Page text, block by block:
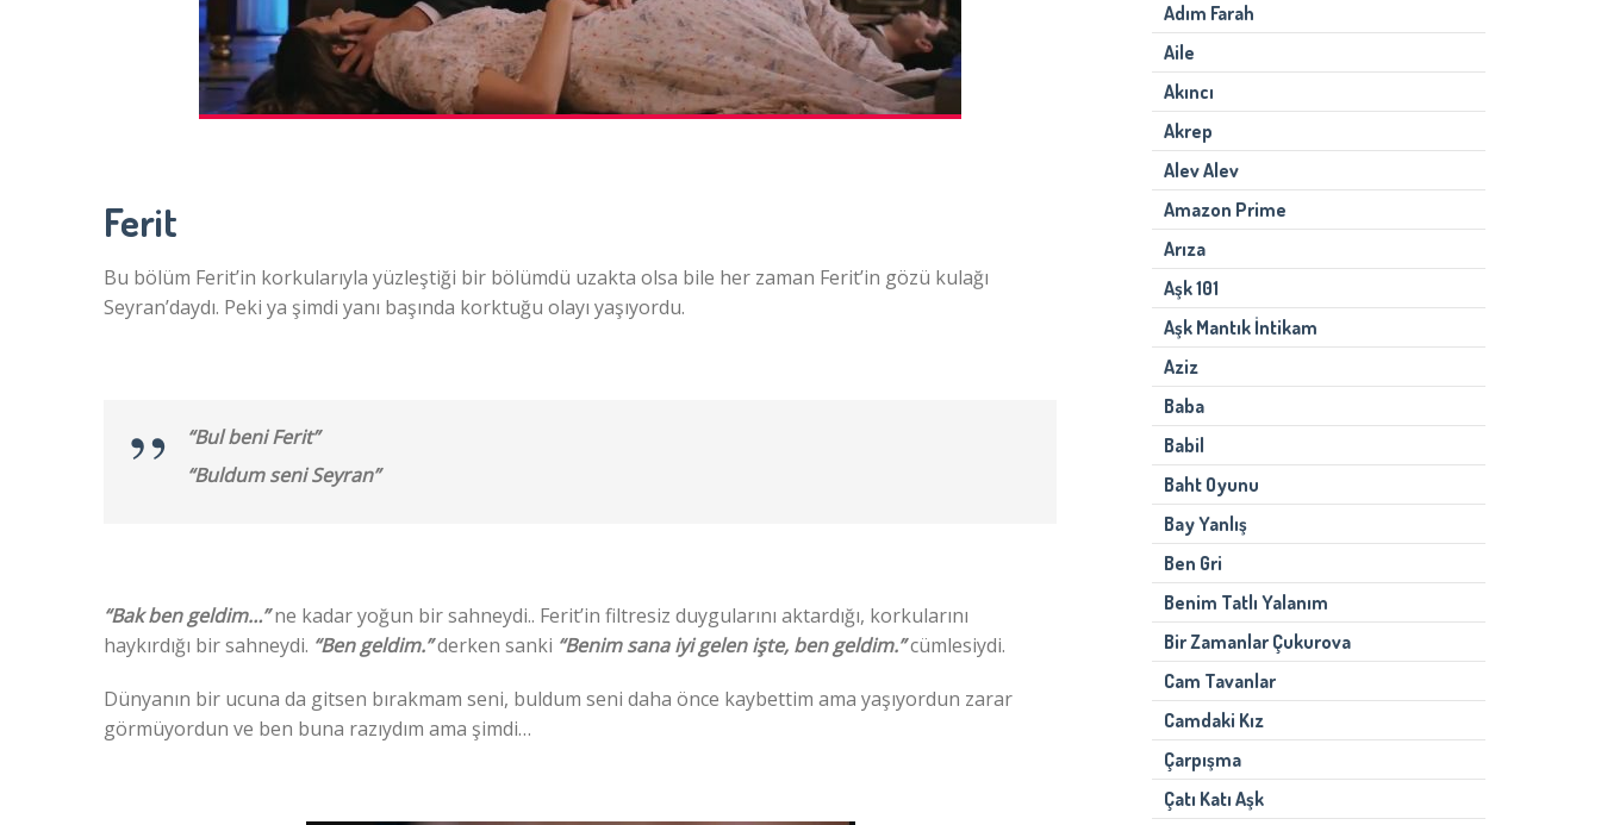
Ferit
Bu bölüm Ferit’in korkularıyla yüzleştiği bir bölümdü uzakta olsa bile her zaman Ferit’in gözü kulağı
Seyran’daydı. Peki ya şimdi yanı başında korktuğu olayı yaşıyordu.
“Bul beni Ferit”
“Buldum seni Seyran”
“Bak ben geldim…”ne kadar yoğun bir sahneydi.. Ferit’in filtresiz duygularını aktardığı, korkularını
haykırdığı bir sahneydi. “Ben geldim.”derken sanki “Benim sana iyi gelen işte, ben geldim.”cümlesiydi.
Dünyanın bir ucuna da gitsen bırakmam seni, buldum seni daha önce kaybettim ama yaşıyordun zarar
görmüyordun ve ben buna razıydım ama şimdi…
Adım Farah
Aile
Akıncı
Akrep
Alev Alev
Amazon Prime
Arıza
Aşk 101
Aşk Mantık İntikam
Aziz
Baba
Babil
Baht Oyunu
Bay Yanlış
Ben Gri
Benim Tatlı Yalanım
Bir Zamanlar Çukurova
Cam Tavanlar
Camdaki Kız
Çarpışma
Çatı Katı Aşk